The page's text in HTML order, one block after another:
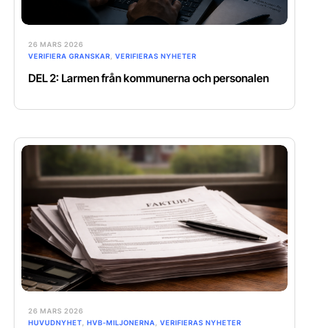
26 MARS 2026
VERIFIERA GRANSKAR
VERIFIERAS NYHETER
DEL 2: Larmen från kommunerna och personalen
26 MARS 2026
HUVUDNYHET, HVB-MILJONERNA, VERIFIERAS NYHETER